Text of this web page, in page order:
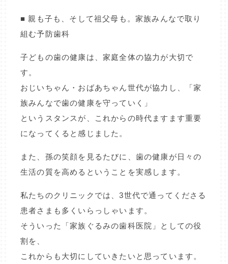
■ 親も子も、そして祖父母も。家族みんなで取り
組む予防歯科
子どもの歯の健康は、家庭全体の協力が大切で
す。
おじいちゃん・おばあちゃん世代が協力し、「家
族みんなで歯の健康を守っていく」
というスタンスが、これからの時代ますます重要
になってくると感じました。
また、孫の笑顔を見るたびに、歯の健康が日々の
生活の質を高めるということを実感します。
私たちのクリニックでは、3世代で通ってくださる
患者さまも多くいらっしゃいます。
そういった「家族ぐるみの歯科医院」としての役
割を、
これからも大切にしていきたいと思っています。